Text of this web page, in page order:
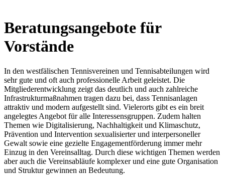
Beratungsangebote für
Vorstände
In den westfälischen Tennisvereinen und Tennisabteilungen wird
sehr gute und oft auch professionelle Arbeit geleistet. Die
Mitgliederentwicklung zeigt das deutlich und auch zahlreiche
Infrastrukturmaßnahmen tragen dazu bei, dass Tennisanlagen
attraktiv und modern aufgestellt sind. Vielerorts gibt es ein breit
angelegtes Angebot für alle Interessensgruppen. Zudem halten
Themen wie Digitalisierung, Nachhaltigkeit und Klimaschutz,
Prävention und Intervention sexualisierter und interpersoneller
Gewalt sowie eine gezielte Engagementförderung immer mehr
Einzug in den Vereinsalltag. Durch diese wichtigen Themen werden
aber auch die Vereinsabläufe komplexer und eine gute Organisation
und Struktur gewinnen an Bedeutung.